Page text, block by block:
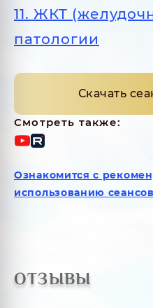
11. ЖКТ
патологии
Скачать
Смотреть также:
Ознакомится с
использованию
ОТЗЫВЫ